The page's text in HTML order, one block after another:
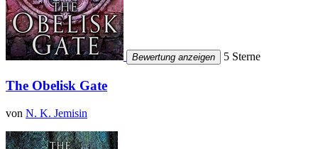
Bewertung anzeigen 5 Sterne
The Obelisk Gate
von N. K. Jemisin